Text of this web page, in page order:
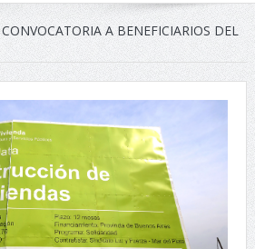
CONVOCATORIA A BENEFICIARIOS DEL